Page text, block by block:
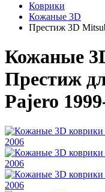
Коврики
Кожаные 3D
Престиж 3D
Кожаные
Престиж
Pajero